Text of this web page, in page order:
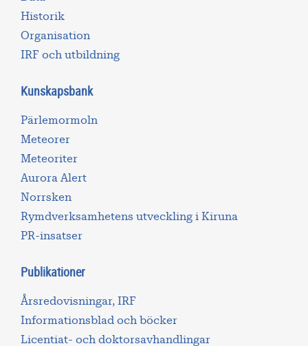
Historik
Organisation
IRF och utbildning
Kunskapsbank
Pärlemormoln
Meteorer
Meteoriter
Aurora Alert
Norrsken
Rymdverksamhetens utveckling i Kiruna
PR-insatser
Publikationer
Årsredovisningar, IRF
Informationsblad och böcker
Licentiat- och doktorsavhandlingar